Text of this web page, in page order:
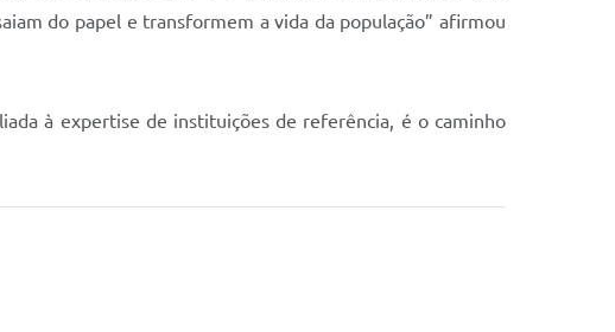
do papel e transformem a vida da população” afirmou
à expertise de instituições de referência, é o caminho